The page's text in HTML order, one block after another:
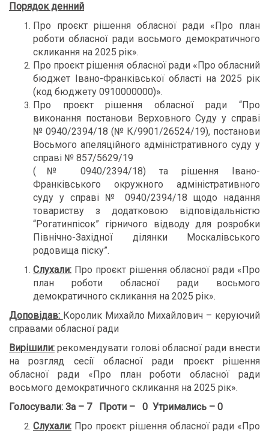
Порядок денний
Про проєкт рішення обласної ради «Про план
роботи обласної ради восьмого демократичного
скликання на 2025 рік».
Про проєкт рішення обласної ради «Про обласний
бюджет Івано-Франківської області на 2025 рік
(код бюджету 0910000000)».
Про проєкт рішення обласної ради “Про
виконання постанови Верховного Суду у справі
№ 0940/2394/18 (№ К/9901/26524/19), постанови
Восьмого апеляційного адміністративного суду у
справі № 857/5629/19
(№ 0940/2394/18) та рішення Івано-
Франківського окружного адміністративного
суду у справі № 0940/2394/18 щодо надання
товариству з додатковою відповідальністю
“Рогатинпісок” гірничого відводу для розробки
Північно-Західної ділянки Москалівського
родовища піску”.
Слухали: Про проєкт рішення обласної ради «Про
план роботи обласної ради восьмого
демократичного скликання на 2025 рік».
Доповідав: Королик Михайло Михайлович – керуючий
справами обласної ради
Вирішили: рекомендувати голові обласної ради внести
на розгляд сесії обласної ради проєкт рішення
обласної ради «Про план роботи обласної ради
восьмого демократичного скликання на 2025 рік».
Голосували: За – 7 Проти – 0 Утримались – 0
Слухали: Про проєкт рішення обласної ради «Про